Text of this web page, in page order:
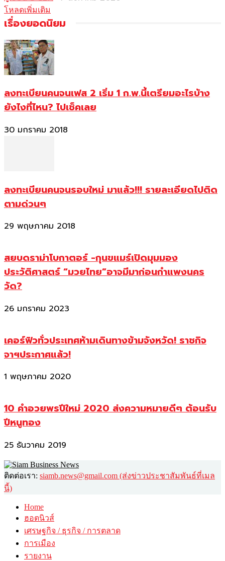
โหลดเพิ่มเติม
เรื่องยอดนิยม
ลงทะเบียนคนจนเฟส 2 เริ่ม 1 ก.พ.นี้เตรียมอะไรบ้าง
ยังไงที่ไหน? ไปเช็คเลย
30 มกราคม 2018
ลงทะเบียนคนจนรอบใหม่ มาแล้ว!!! รายละเอียดไปติด
ตามด่วนๆ
29 พฤษภาคม 2018
สยบดราม่าโบกาตอร์ -กุนขแมร์เปิดมุมมอง
ประวัติศาสตร์ “มวยไทย”อาจมีมาก่อนกำแพงนคร
วัด?
26 มกราคม 2023
เคอร์ฟิวทั่วประเทศห้ามเดินทางข้ามจังหวัด! ราชกิจ
จาฯประกาศแล้ว!
1 พฤษภาคม 2020
10 คำอวยพรปีใหม่ 2020 ส่งความหมายดีๆ ต้อนรับ
ปีหนูทอง
25 ธันวาคม 2019
ติดต่อเรา: siamb.news@gmail.com (ส่งข่าวประชาสัมพันธ์ที่เมล
นี้)
Home
ฮอตนิวส์
เศรษฐกิจ / ธุรกิจ / การตลาด
การเมือง
รายงาน